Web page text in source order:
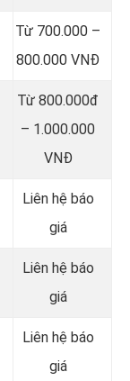
Từ 700.000 –
800.000 VNĐ
Từ 800.000đ
– 1.000.000
VNĐ
Liên hệ báo
giá
Liên hệ báo
giá
Liên hệ báo
giá